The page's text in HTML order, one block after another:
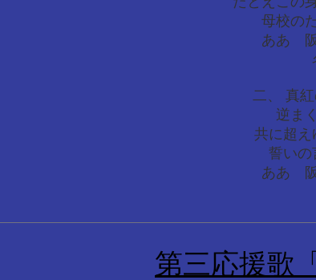
母校の
ああ
二、 真
逆ま
共に超
誓い
ああ
第三応援歌